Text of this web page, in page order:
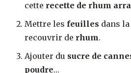
cette recette de rhum
Mettre les feuilles dans la
recouvrir de rhum.
Ajouter du sucre de
poudre…